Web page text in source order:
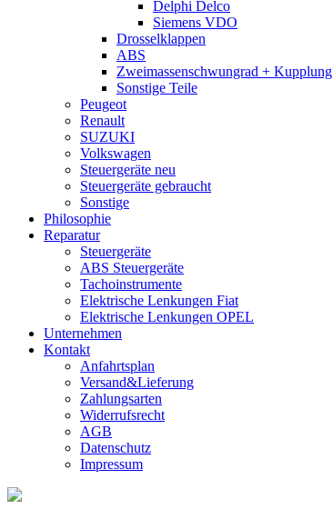
Delphi Delco
Siemens VDO
Drosselklappen
ABS
Zweimassenschwungrad + Kupplung
Sonstige Teile
Peugeot
Renault
SUZUKI
Volkswagen
Steuergeräte neu
Steuergeräte gebraucht
Sonstige
Philosophie
Reparatur
Steuergeräte
ABS Steuergeräte
Tachoinstrumente
Elektrische Lenkungen Fiat
Elektrische Lenkungen OPEL
Unternehmen
Kontakt
Anfahrtsplan
Versand&Lieferung
Zahlungsarten
Widerrufsrecht
AGB
Datenschutz
Impressum